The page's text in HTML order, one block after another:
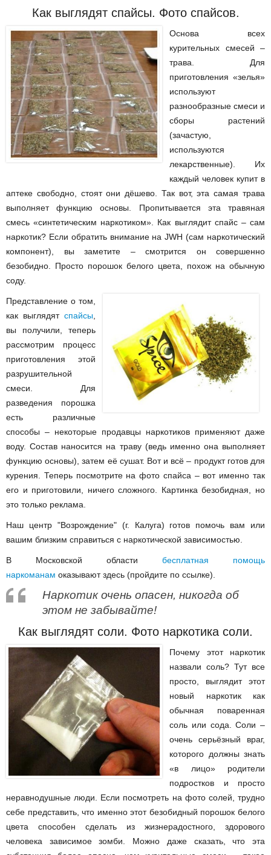
Как выглядят спайсы. Фото спайсов.
Основа всех
курительных смесей –
трава. Для
приготовления «зелья»
используют
разнообразные смеси и
сборы растений
(зачастую,
используются
лекарственные). Их
каждый человек купит в
аптеке свободно, стоят они дёшево. Так вот, эта самая трава
выполняет функцию основы. Пропитывается эта травяная
смесь «синтетическим наркотиком». Как выглядит спайс– сам
наркотик? Если обратить внимание на JWH (сам наркотический
компонент), вы заметите – смотрится он совершенно
безобидно. Просто порошок белого цвета, похож на обычную
соду.
Представление о том,
как выглядят спайсы
вы получили, теперь
рассмотрим процесс
приготовления этой
разрушительной
смеси. Для
разведения порошка
есть различные
способы – некоторые продавцы наркотиков применяют даже
воду. Состав наносится на траву (ведь именно она выполняет
функцию основы), затем её сушат. Вот и всё – продукт готов для
курения. Теперь посмотрите нафото спайса – вот именно так
его и приготовили, ничего сложного. Картинка безобидная, но
это только реклама.
Наш центр "Возрождение" (г. Калуга) готов помочь вам или
вашим близким справиться с наркотической зависимостью.
В Московской области бесплатная помощь
наркоманам оказывают здесь (пройдите по ссылке).
Наркотик очень опасен, никогда об
этом не забывайте!
Как выглядят соли. Фото наркотика соли.
Почему этот наркотик
назвали соль? Тут все
просто, выглядит этот
новый наркотик как
обычная поваренная
соль или сода. Соли –
очень серьёзный враг,
которого должны знать
«в лицо» родители
подростков и просто
неравнодушные люди. Если посмотреть на фото солей, трудно
себе представить, что именно этот безобидный порошок белого
цвета способен сделать из жизнерадостного, здорового
человека зависимое зомби. Можно даже сказать, что эта